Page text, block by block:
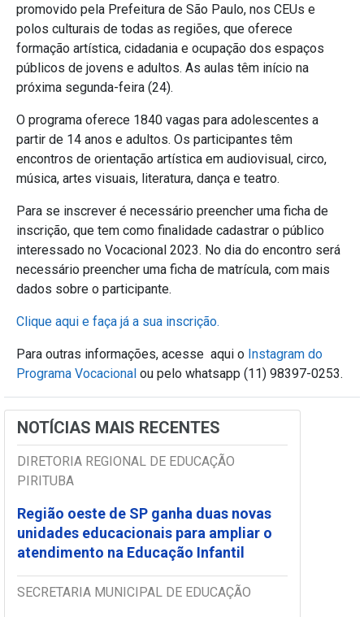
promovido pela Prefeitura de São Paulo, nos CEUs e
polos culturais de todas as regiões, que oferece
formação artística, cidadania e ocupação dos espaços
públicos de jovens e adultos. As aulas têm início na
próxima segunda-feira (24).
O programa oferece 1840 vagas para adolescentes a
partir de 14 anos e adultos. Os participantes têm
encontros de orientação artística em audiovisual, circo,
música, artes visuais, literatura, dança e teatro.
Para se inscrever é necessário preencher uma ficha de
inscrição, que tem como finalidade cadastrar o público
interessado no Vocacional 2023. No dia do encontro será
necessário preencher uma ficha de matrícula, com mais
dados sobre o participante.
Clique aqui e faça já a sua inscrição.
Para outras informações, acesse aqui o Instagram do
Programa Vocacional ou pelo whatsapp (11) 98397-0253.
NOTÍCIAS MAIS RECENTES
DIRETORIA REGIONAL DE EDUCAÇÃO
PIRITUBA
Região oeste de SP ganha duas novas
unidades educacionais para ampliar o
atendimento na Educação Infantil
SECRETARIA MUNICIPAL DE EDUCAÇÃO